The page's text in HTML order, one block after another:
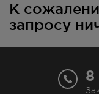
К
запросу
8